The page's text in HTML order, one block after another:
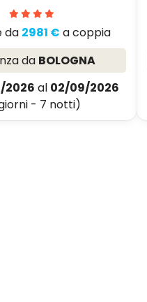
da 2981 € a coppia
da BOLOGNA
2026 al 02/09/2026
- 7 notti)